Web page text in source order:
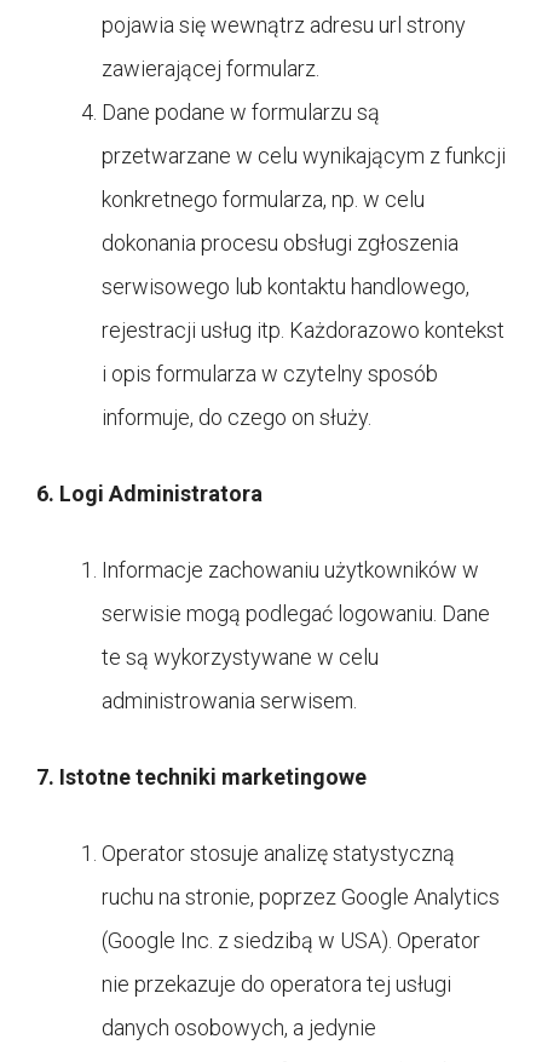
pojawia się wewnątrz adresu url strony
zawierającej formularz.
Dane podane w formularzu są
przetwarzane w celu wynikającym z funkcji
konkretnego formularza, np. w celu
dokonania procesu obsługi zgłoszenia
serwisowego lub kontaktu handlowego,
rejestracji usług itp. Każdorazowo kontekst
i opis formularza w czytelny sposób
informuje, do czego on służy.
6. Logi Administratora
Informacje zachowaniu użytkowników w
serwisie mogą podlegać logowaniu. Dane
te są wykorzystywane w celu
administrowania serwisem.
7. Istotne techniki marketingowe
Operator stosuje analizę statystyczną
ruchu na stronie, poprzez Google Analytics
(Google Inc. z siedzibą w USA). Operator
nie przekazuje do operatora tej usługi
danych osobowych, a jedynie